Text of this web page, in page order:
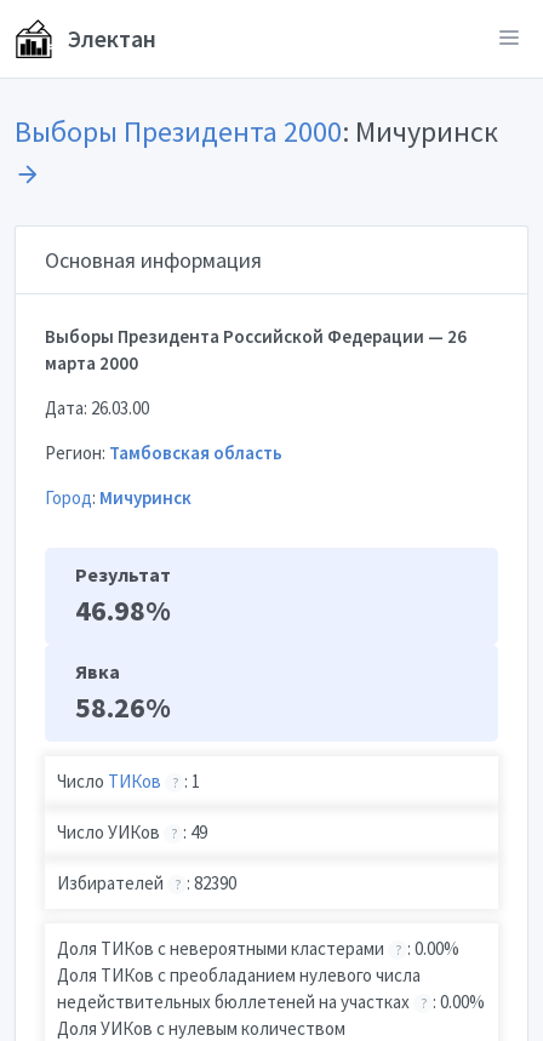
Электан
Выборы Президента 2000: Мичуринск
Основная информация
Выборы Президента Российской Федерации — 26
марта 2000
Дата: 26.03.00
Регион: Тамбовская область
Город: Мичуринск
Результат
46.98%
Явка
58.26%
Число ТИКов ? : 1
Число УИКов ? : 49
Избирателей ? : 82390
Доля ТИКов с невероятными кластерами ? : 0.00%
Доля ТИКов с преобладанием нулевого числа
недействительных бюллетеней на участках
? : 0.00%
Доля УИКов с нулевым количеством